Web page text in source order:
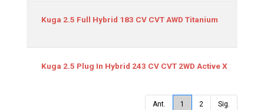
Kuga 2.5 Full Hybrid 183 CV CVT AWD Titanium
Kuga 2.5 Plug In Hybrid 243 CV CVT 2WD Active X
Ant. 1 2 Sig.